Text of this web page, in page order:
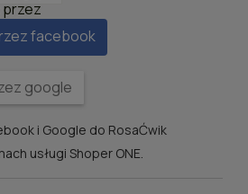
facebook
google
i Google do RosaĆwik
usługi Shoper ONE.